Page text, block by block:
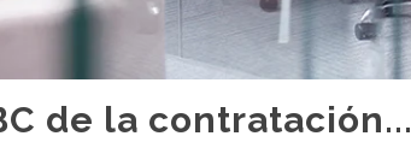
de la contratación...